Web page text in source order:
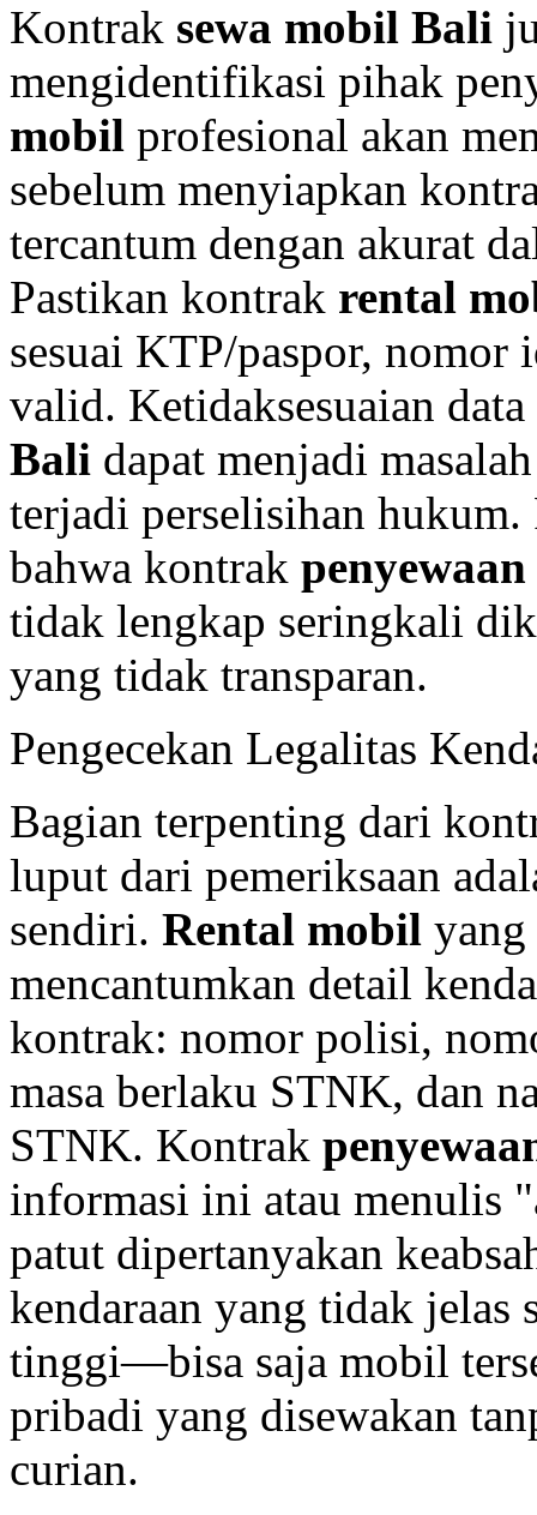
Kontrak sewa mobil Bali
mengidentifikasi pihak
mobil profesional akan
sebelum menyiapkan
tercantum dengan akurat
Pastikan kontrak rental
sesuai KTP/paspor, nomor
valid. Ketidaksesuaian
Bali dapat menjadi
terjadi perselisihan
bahwa kontrak
tidak lengkap seringkali
yang tidak transparan.
Pengecekan Legalitas
Bagian terpenting dari
luput dari pemeriksaan
sendiri. Rental mobil yang
mencantumkan detail
kontrak: nomor polisi,
masa berlaku STNK, dan
STNK. Kontrak
informasi ini atau menulis
patut dipertanyakan
kendaraan yang tidak
tinggi—bisa saja mobil
pribadi yang disewakan
curian.